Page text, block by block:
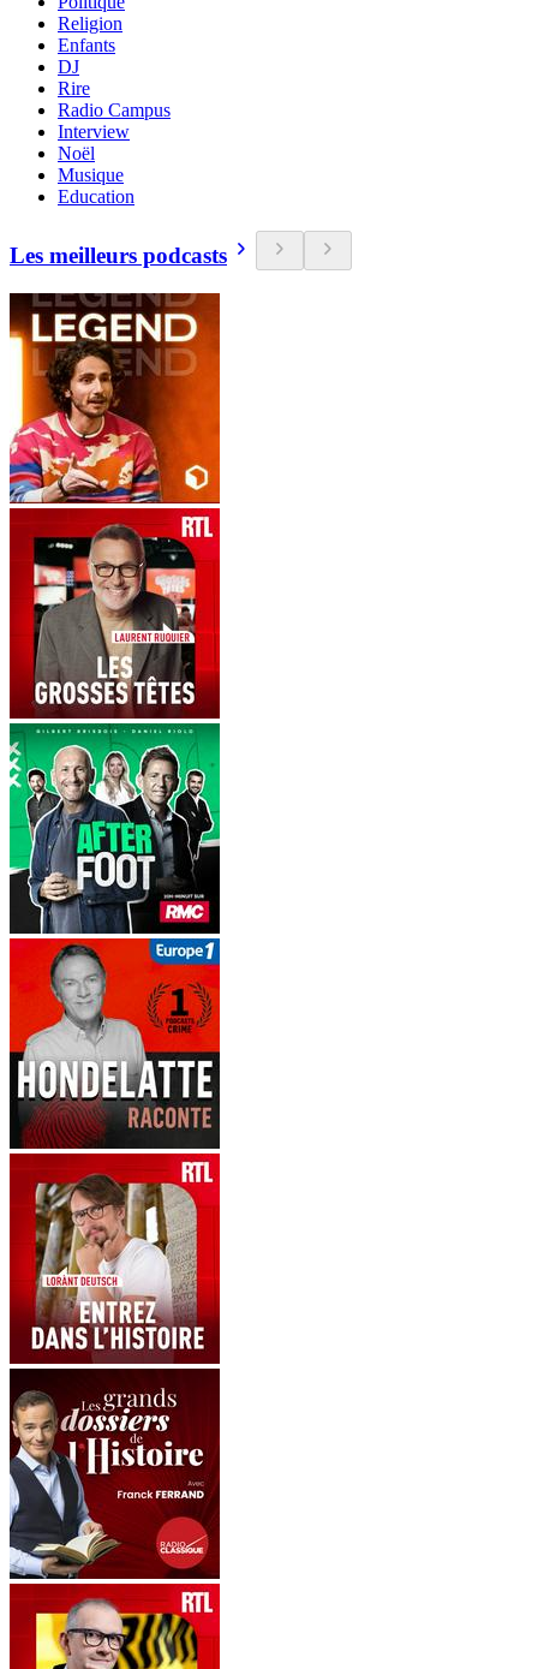
Religion
Enfants
DJ
Rire
Radio Campus
Interview
Noël
Musique
Education
Les meilleurs podcasts